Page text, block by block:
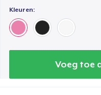
Kleuren:
Voeg toe